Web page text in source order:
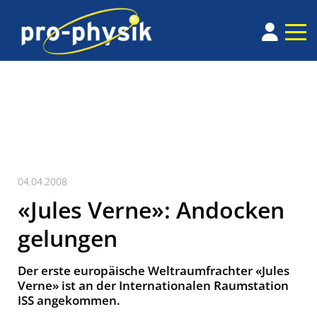
04.04.2008
«Jules Verne»: Andocken
gelungen
Der erste europäische Weltraumfrachter «Jules
Verne» ist an der Internationalen Raumstation
ISS angekommen.